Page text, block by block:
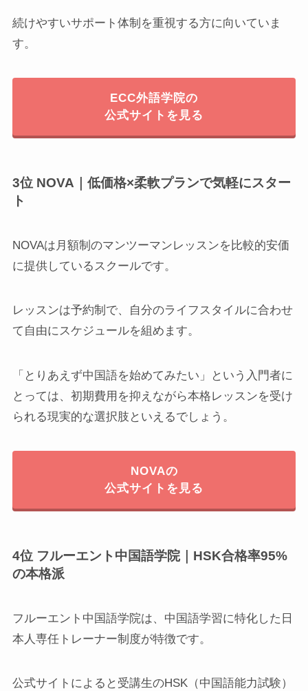
続けやすいサポート体制を重視する方に向いていま
す。
ECC外語学院の
公式サイトを見る
3位 NOVA｜低価格×柔軟プランで気軽にスター
ト
NOVAは月額制のマンツーマンレッスンを比較的安価
に提供しているスクールです。
レッスンは予約制で、自分のライフスタイルに合わせ
て自由にスケジュールを組めます。
「とりあえず中国語を始めてみたい」という入門者に
とっては、初期費用を抑えながら本格レッスンを受け
られる現実的な選択肢といえるでしょう。
NOVAの
公式サイトを見る
4位 フルーエント中国語学院｜HSK合格率95%
の本格派
フルーエント中国語学院は、中国語学習に特化した日
本人専任トレーナー制度が特徴です。
公式サイトによると受講生のHSK（中国語能力試験）